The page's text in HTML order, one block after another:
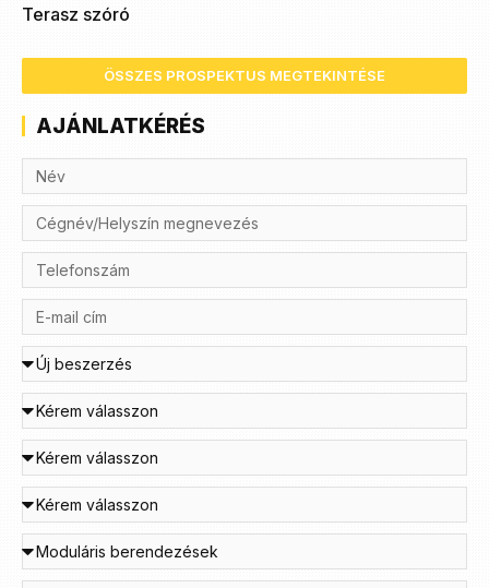
Terasz szóró
ÖSSZES PROSPEKTUS MEGTEKINTÉSE
AJÁNLATKÉRÉS